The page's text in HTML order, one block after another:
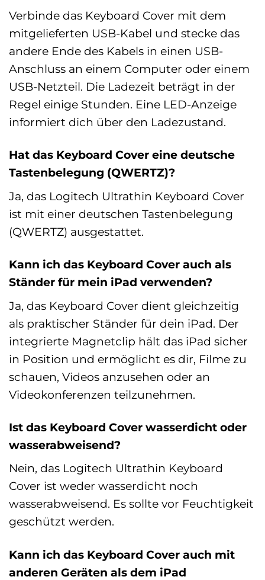
Verbinde das Keyboard Cover mit dem
mitgelieferten USB-Kabel und stecke das
andere Ende des Kabels in einen USB-
Anschluss an einem Computer oder einem
USB-Netzteil. Die Ladezeit beträgt in der
Regel einige Stunden. Eine LED-Anzeige
informiert dich über den Ladezustand.
Hat das Keyboard Cover eine deutsche
Tastenbelegung (QWERTZ)?
Ja, das Logitech Ultrathin Keyboard Cover
ist mit einer deutschen Tastenbelegung
(QWERTZ) ausgestattet.
Kann ich das Keyboard Cover auch als
Ständer für mein iPad verwenden?
Ja, das Keyboard Cover dient gleichzeitig
als praktischer Ständer für dein iPad. Der
integrierte Magnetclip hält das iPad sicher
in Position und ermöglicht es dir, Filme zu
schauen, Videos anzusehen oder an
Videokonferenzen teilzunehmen.
Ist das Keyboard Cover wasserdicht oder
wasserabweisend?
Nein, das Logitech Ultrathin Keyboard
Cover ist weder wasserdicht noch
wasserabweisend. Es sollte vor Feuchtigkeit
geschützt werden.
Kann ich das Keyboard Cover auch mit
anderen Geräten als dem iPad